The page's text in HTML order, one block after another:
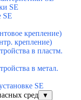
SE
SЕ
крепление)
крепление)
в пластм.
в метал.
SE
сред
▼